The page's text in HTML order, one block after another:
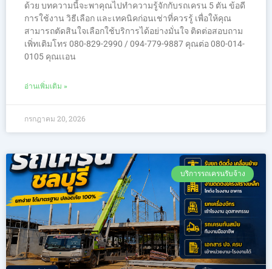
ด้วย บทความนี้จะพาคุณไปทำความรู้จักกับรถเครน 5 ตัน ข้อดี
การใช้งาน วิธีเลือก และเทคนิคก่อนเช่าที่ควรรู้ เพื่อให้คุณ
สามารถตัดสินใจเลือกใช้บริการได้อย่างมั่นใจ ติดต่อสอบถาม
เพิ่ทเติมโทร 080-829-2990 / 094-779-9887 คุณต่อ 080-014-
0105 คุณเเอน
อ่านเพิ่มเติม »
กรกฎาคม 20, 2026
บริการรถเครนรับจ้าง